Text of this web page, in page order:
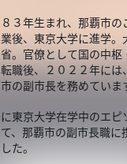
３年生まれ、那覇市の
後、東京大学に進学。
。官僚として国の中
職後、２０２２年には
の副市長を務めていま
東京大学在学中のエピ
、那覇市の副市長職に
た。